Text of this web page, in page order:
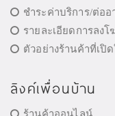
ชำระค่าบริการ/ต่ออ
รายละเอียดการลง
ตัวอย่างร้านค้าที่เปิ
ลิงค์เพื่อนบ้าน